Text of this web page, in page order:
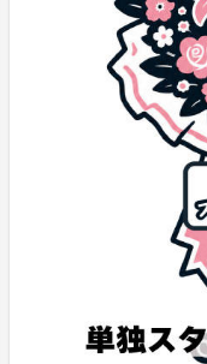
株式会社LIVE
お問い合わせ窓口
お問い合わせの際
・ご支援時にご登
・ご支援時にご登
・ご支援いただい